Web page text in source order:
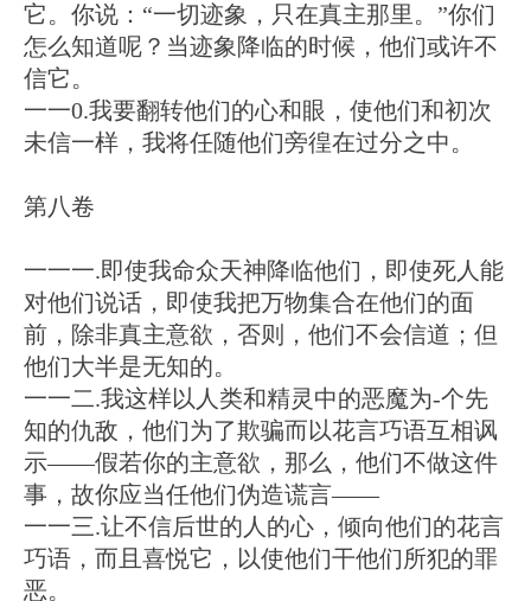
它。你说：“一切迹象，只在真主那里。”你们
怎么知道呢？当迹象降临的时候，他们或许不
信它。
一一0.我要翻转他们的心和眼，使他们和初次
未信一样，我将任随他们旁徨在过分之中。
第八卷
一一一.即使我命众天神降临他们，即使死人能
对他们说话，即使我把万物集合在他们的面
前，除非真主意欲，否则，他们不会信道；但
他们大半是无知的。
一一二.我这样以人类和精灵中的恶魔为-个先
知的仇敌，他们为了欺骗而以花言巧语互相讽
示——假若你的主意欲，那么，他们不做这件
事，故你应当任他们伪造谎言——
一一三.让不信后世的人的心，倾向他们的花言
巧语，而且喜悦它，以使他们干他们所犯的罪
恶。